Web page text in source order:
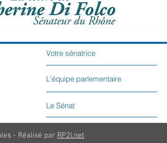
Votre sénatrice
L'équipe parlementaire
Le Sénat
- Réalisé par RP2I.net